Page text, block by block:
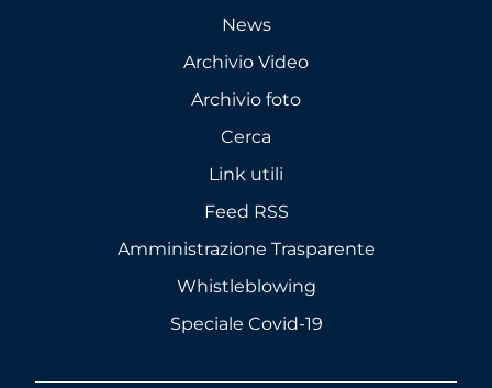
News
Archivio Video
Archivio foto
Cerca
Link utili
Feed RSS
Amministrazione Trasparente
Whistleblowing
Speciale Covid-19